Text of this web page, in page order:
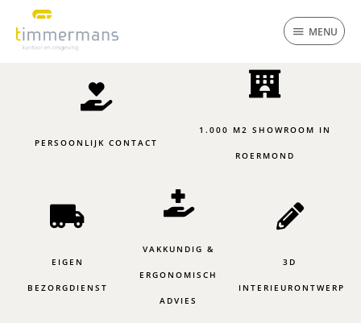
inhoud
MENU
PERSOONLIJK CONTACT
1.000 M2 SHOWROOM IN
ROERMOND
EIGEN
BEZORGDIENST
VAKKUNDIG &
ERGONOMISCH
ADVIES
3D
INTERIEURONTWERP